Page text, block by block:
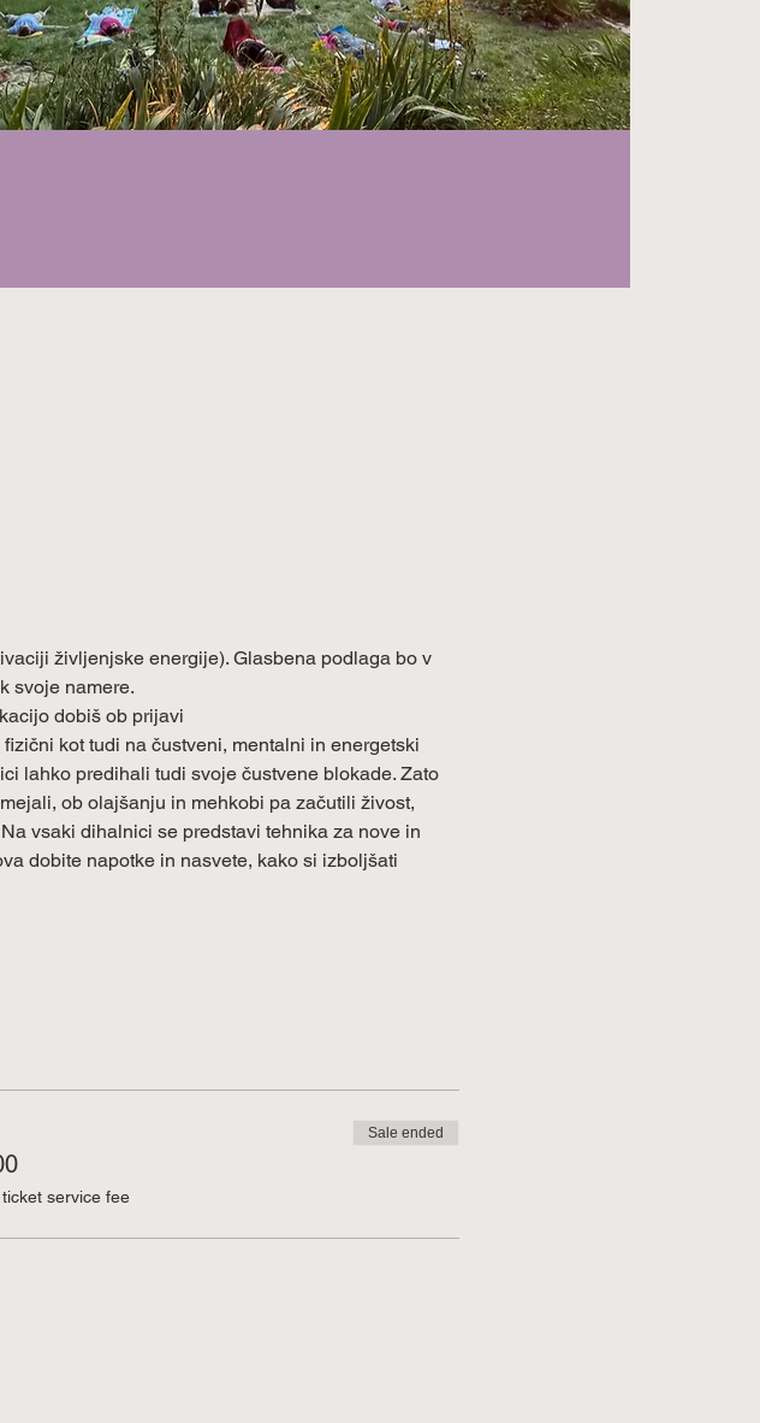
življenjske energije). Glasbena podlaga bo v
svoje namere.
dobiš ob prijavi
kot tudi na čustveni, mentalni in energetski
lahko predihali tudi svoje čustvene blokade. Zato
ob olajšanju in mehkobi pa začutili živost,
vsaki dihalnici se predstavi tehnika za nove in
dobite napotke in nasvete, kako si izboljšati
service fee
Sale ended